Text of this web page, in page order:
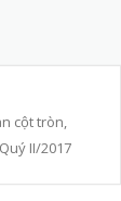
cột tròn,
II/2017